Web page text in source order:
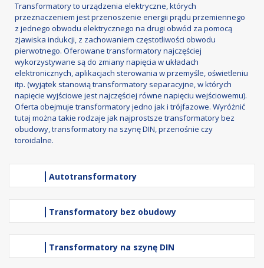
Transformatory to urządzenia elektryczne, których
przeznaczeniem jest przenoszenie energii prądu przemiennego
z jednego obwodu elektrycznego na drugi obwód za pomocą
zjawiska indukcji, z zachowaniem częstotliwości obwodu
pierwotnego. Oferowane transformatory najczęściej
wykorzystywane są do zmiany napięcia w układach
elektronicznych, aplikacjach sterowania w przemyśle, oświetleniu
itp. (wyjątek stanowią transformatory separacyjne, w których
napięcie wyjściowe jest najczęściej równe napięciu wejściowemu).
Oferta obejmuje transformatory jedno jak i trójfazowe. Wyróżnić
tutaj można takie rodzaje jak najprostsze transformatory bez
obudowy, transformatory na szynę DIN, przenośnie czy
toroidalne.
Autotransformatory
Transformatory bez obudowy
Transformatory na szynę DIN